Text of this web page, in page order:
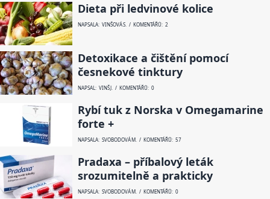
Dieta při ledvinové kolice
NAPSALA: VINŠOVÁ S. / KOMENTÁŘŮ: 2
Detoxikace a čištění pomocí
česnekové tinktury
NAPSAL: VINŠ J. / KOMENTÁŘŮ: 0
Rybí tuk z Norska v Omegamarine
forte +
NAPSALA: SVOBODOVÁ M. / KOMENTÁŘŮ: 57
Pradaxa – příbalový leták
srozumitelně a prakticky
NAPSALA: SVOBODOVÁ M. / KOMENTÁŘŮ: 0